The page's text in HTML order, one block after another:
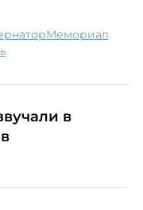
мемориал
в